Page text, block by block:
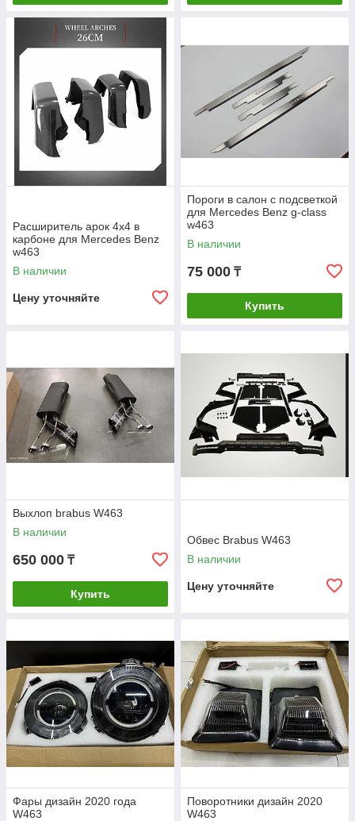
Расширитель арок 4х4 в
карбоне для Mercedes Benz
w463
В наличии
Цену уточняйте
Пороги в салон с подсветкой
для Mercedes Benz g-class
w463
В наличии
75 000 ₸
Купить
Выхлоп brabus W463
В наличии
650 000 ₸
Купить
Обвес Brabus W463
В наличии
Цену уточняйте
Фары дизайн 2020 года
W463
Поворотники дизайн 2020
W463